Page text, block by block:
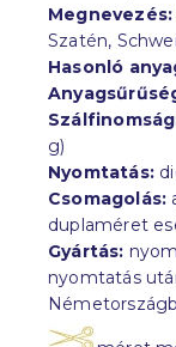
Megnevezés:
Szatén,
Hasonló
g)
Nyomtatás:
Csomagolás:
duplaméret
Gyártás:
nyomtatás